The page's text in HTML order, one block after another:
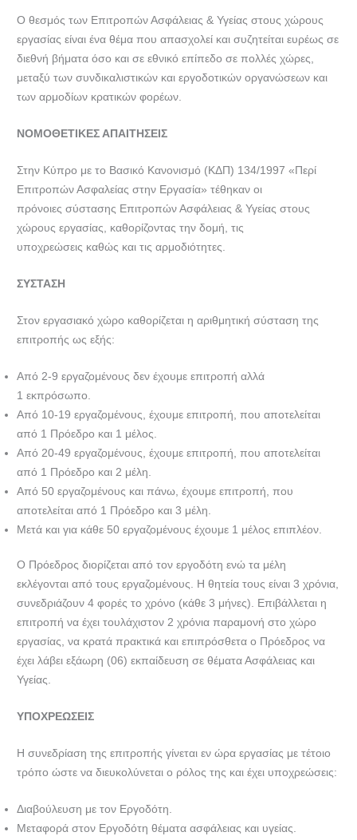
Ο θεσμός των Επιτροπών Ασφάλειας & Υγείας στους χώρους
εργασίας είναι ένα θέμα που απασχολεί και συζητείται ευρέως σε
διεθνή βήματα όσο και σε εθνικό επίπεδο σε πολλές χώρες,
μεταξύ των συνδικαλιστικών και εργοδοτικών οργανώσεων και
των αρμοδίων κρατικών φορέων.
ΝΟΜΟΘΕΤΙΚΕΣ ΑΠΑΙΤΗΣΕΙΣ
Στην Κύπρο με το Βασικό Κανονισμό (ΚΔΠ) 134/1997 «Περί
Επιτροπών Ασφαλείας στην Εργασία» τέθηκαν οι
πρόνοιες σύστασης Επιτροπών Ασφάλειας & Υγείας στους
χώρους εργασίας, καθορίζοντας την δομή, τις
υποχρεώσεις καθώς και τις αρμοδιότητες.
ΣΥΣΤΑΣΗ
Στον εργασιακό χώρο καθορίζεται η αριθμητική σύσταση της
επιτροπής ως εξής:
Από 2-9 εργαζομένους δεν έχουμε επιτροπή αλλά
1 εκπρόσωπο.
Από 10-19 εργαζομένους, έχουμε επιτροπή, που αποτελείται
από 1 Πρόεδρο και 1 μέλος.
Από 20-49 εργαζομένους, έχουμε επιτροπή, που αποτελείται
από 1 Πρόεδρο και 2 μέλη.
Από 50 εργαζομένους και πάνω, έχουμε επιτροπή, που
αποτελείται από 1 Πρόεδρο και 3 μέλη.
Μετά και για κάθε 50 εργαζομένους έχουμε 1 μέλος επιπλέον.
Ο Πρόεδρος διορίζεται από τον εργοδότη ενώ τα μέλη
εκλέγονται από τους εργαζομένους. Η θητεία τους είναι 3 χρόνια,
συνεδριάζουν 4 φορές το χρόνο (κάθε 3 μήνες). Επιβάλλεται η
επιτροπή να έχει τουλάχιστον 2 χρόνια παραμονή στο χώρο
εργασίας, να κρατά πρακτικά και επιπρόσθετα ο Πρόεδρος να
έχει λάβει εξάωρη (06) εκπαίδευση σε θέματα Ασφάλειας και
Υγείας.
ΥΠΟΧΡΕΩΣΕΙΣ
Η συνεδρίαση της επιτροπής γίνεται εν ώρα εργασίας με τέτοιο
τρόπο ώστε να διευκολύνεται ο ρόλος της και έχει υποχρεώσεις:
Διαβούλευση με τον Εργοδότη.
Μεταφορά στον Εργοδότη θέματα ασφάλειας και υγείας.